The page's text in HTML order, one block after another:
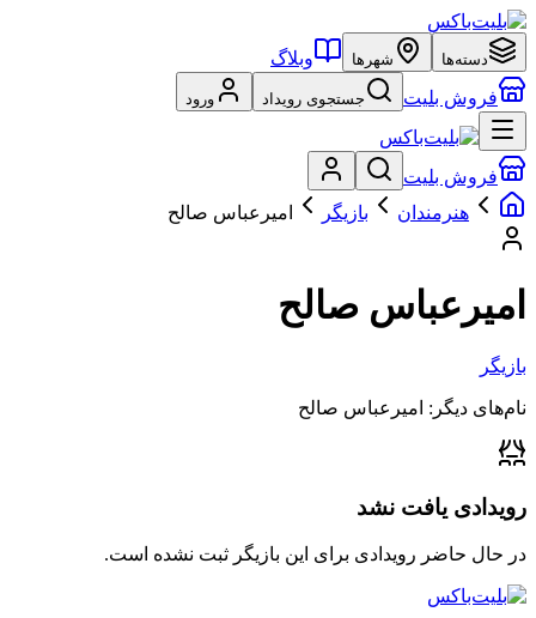
دسته‌ها شهرها
وبلاگ
فروش بلیت
جستجوی رویداد ورود
فروش بلیت
هنرمندان
بازیگر امیرعباس صالح
امیرعباس صالح
بازیگر
نام‌های دیگر: امیرعباس صالح
رویدادی یافت نشد
در حال حاضر رویدادی برای این بازیگر ثبت نشده است.